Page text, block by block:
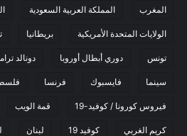
المغرب المملكة العربية السعودية
الولايات المتحدة الأمريكية بريطانيا
تونس دوري أبطال أوروبا دونالد
سينما فايسبوك فرنسا
فيروس كورونا / كوفيد-19 قمة الويب
كريم الغربي كوفيد 19 لبنان